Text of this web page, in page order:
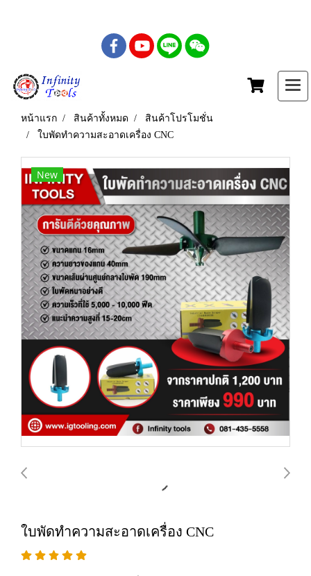
หน้าแรก สินค้าทั้งหมด
สินค้าโปรโมชั่น
ใบพัดทำความสะอาดเครื่อง CNC
New
ใบพัดทำความสะอาดเครื่อง CNC